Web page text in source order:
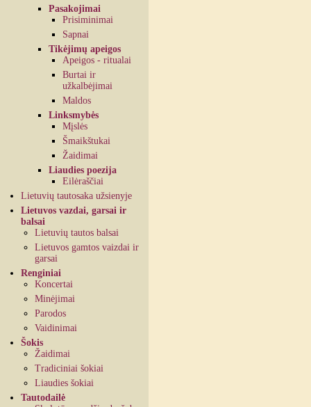
Pasakojimai
Prisiminimai
Sapnai
Tikėjimų apeigos
Apeigos - ritualai
Burtai ir
užkalbėjimai
Maldos
Linksmybės
Mįslės
Šmaikštukai
Žaidimai
Liaudies poezija
Eilėraščiai
Lietuvių tautosaka užsienyje
Lietuvos vazdai, garsai ir
balsai
Lietuvių tautos balsai
Lietuvos gamtos vaizdai ir
garsai
Renginiai
Koncertai
Minėjimai
Parodos
Vaidinimai
Šokis
Žaidimai
Tradiciniai šokiai
Liaudies šokiai
Tautodailė